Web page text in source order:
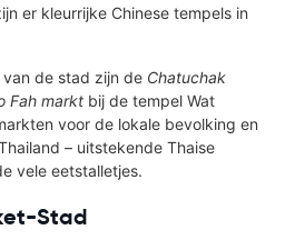
er kleurrijke Chinese tempels in
de stad zijn de Chatuchak
Fah markt bij de tempel Wat
voor de lokale bevolking en
– uitstekende Thaise
vele eetstalletjes.
Stad